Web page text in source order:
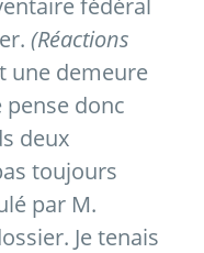
(Réactions
une demeure
pense donc
deux
toujours
par M.
Je tenais